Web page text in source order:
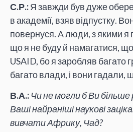
С.Р.:Я завжди був дуже
в академії, взяв відпустку.
повернуся. А люди, з якими
що я не буду й намагатися,
USAID, бо я заробляв багато
багато влади, і вони гадали,
В.А.:Чи не могли б Ви більше
Ваші найраніші наукові
вивчати Африку, Чад?